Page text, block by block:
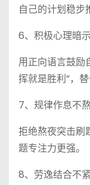
自己的计划稳步
6、积极心理暗示
用正向语言鼓励
挥就是胜利”，替
7、规律作息不
拒绝熬夜突击刷
题专注力更强。
8、劳逸结合不